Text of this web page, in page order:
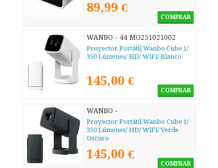
89,99 €
COMPRAR
WANBO - 44 MO251021002
Proyector Portátil Wanbo Cube 1/
350 Lúmenes/ HD/ WiFi/ Blanco
145,00 €
COMPRAR
WANBO -
Proyector Portátil Wanbo Cube 1/
350 Lúmenes/ HD/ WiFi/ Verde
Oscuro
145,00 €
COMPRAR